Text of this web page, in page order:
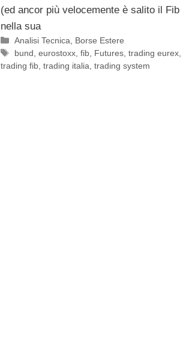
(ed ancor più velocemente è salito il Fib
nella sua
Categorie
Analisi Tecnica
Borse Estere
Tag
bund ,eurostoxx ,fib Futures ,trading eurex
trading fib, trading italia trading system